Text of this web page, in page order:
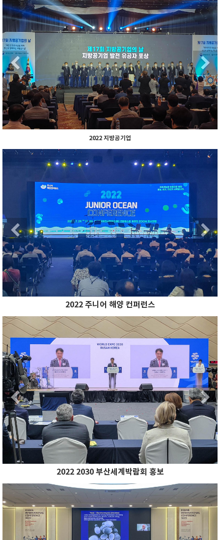
Previous
2022 지방공기업
Previous
Previous
2022 주니어 해양 컨퍼런스
Previous
Previous
2022 2030 부산세계박람회 홍보
Previous